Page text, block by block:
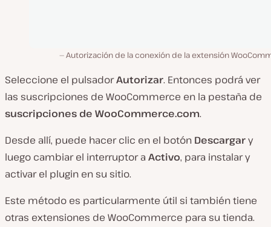
Autorización de la conexión de la extensión
Seleccione el pulsadorAutorizar. Entonces podrá ver
las suscripciones de WooCommerce en la pestaña de
suscripciones de WooCommerce.com.
Desde allí, puede hacer clic en el botón Descargary
luego cambiar el interruptor a Activo, para instalar y
activar el plugin en su sitio.
Este método es particularmente útil si también tiene
otras extensiones de WooCommerce para su tienda.